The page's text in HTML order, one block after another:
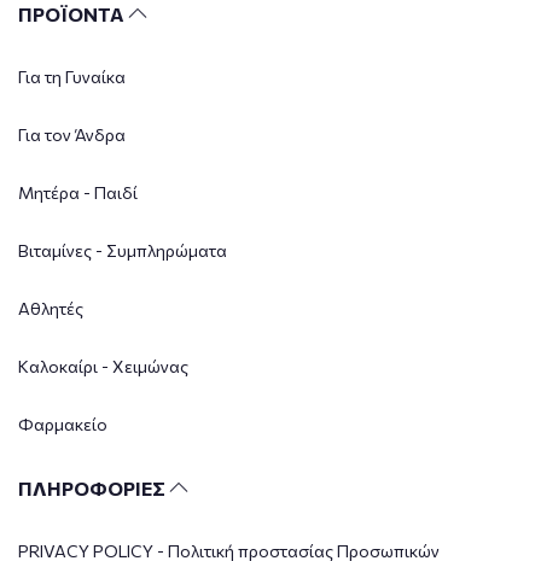
ΠΡΟΪΟΝΤΑ
Για τη Γυναίκα
Για τον Άνδρα
Μητέρα - Παιδί
Βιταμίνες - Συμπληρώματα
Αθλητές
Καλοκαίρι - Χειμώνας
Φαρμακείο
ΠΛΗΡΟΦΟΡΙΕΣ
PRIVACY POLICY - Πολιτική προστασίας Προσωπικών